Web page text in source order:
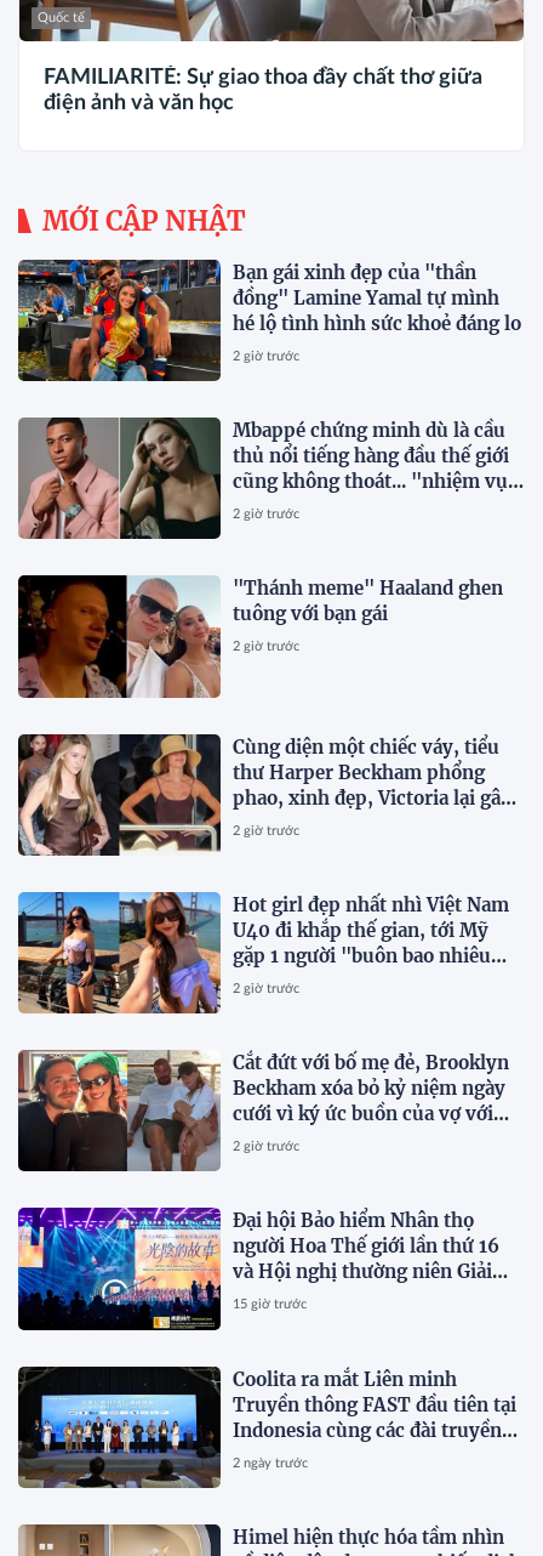
Quốc tế
FAMILIARITÉ: Sự giao thoa đầy chất thơ giữa
điện ảnh và văn học
MỚI CẬP NHẬT
Bạn gái xinh đẹp của "thần
đồng" Lamine Yamal tự mình
hé lộ tình hình sức khoẻ đáng lo
2 giờ trước
Mbappé chứng minh dù là cầu
thủ nổi tiếng hàng đầu thế giới
cũng không thoát... "nhiệm vụ
của bạn trai" khi ở cạnh mỹ
2 giờ trước
"Thánh meme" Haaland ghen
tuông với bạn gái
2 giờ trước
Cùng diện một chiếc váy, tiểu
thư Harper Beckham phổng
phao, xinh đẹp, Victoria lại gây
chú ý vì vóc dáng gầy gò
2 giờ trước
Hot girl đẹp nhất nhì Việt Nam
U40 đi khắp thế gian, tới Mỹ
gặp 1 người "buôn bao nhiêu
chuyện"
2 giờ trước
Cắt đứt với bố mẹ đẻ, Brooklyn
Beckham xóa bỏ kỷ niệm ngày
cưới vì ký ức buồn của vợ với
Victoria trong ngày cưới
2 giờ trước
Đại hội Bảo hiểm Nhân thọ
người Hoa Thế giới lần thứ 16
và Hội nghị thường niên Giải
thưởng Rồng Quốc tế (IDA)
15 giờ trước
Coolita ra mắt Liên minh
Truyền thông FAST đầu tiên tại
Indonesia cùng các đài truyền
hình hàng đầu
2 ngày trước
Himel hiện thực hóa tầm nhìn